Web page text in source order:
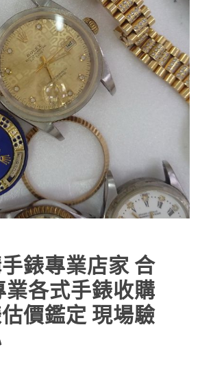
錶專業店家 合
業各式手錶收購
價鑑定 現場驗